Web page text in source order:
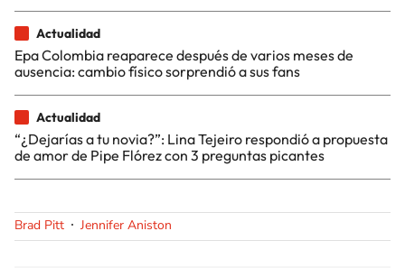
Actualidad
Epa Colombia reaparece después de varios meses de
ausencia: cambio físico sorprendió a sus fans
Actualidad
“¿Dejarías a tu novia?”: Lina Tejeiro respondió a propuesta
de amor de Pipe Flórez con 3 preguntas picantes
Brad Pitt Jennifer Aniston